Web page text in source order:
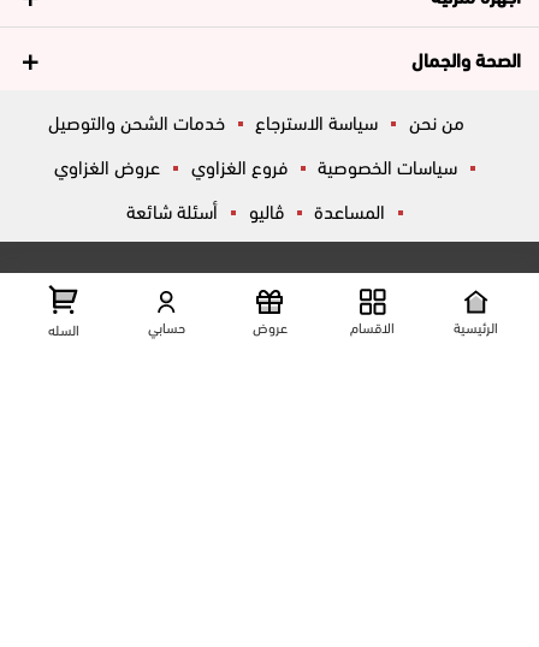
الصحة والجمال
من نحن سياسة الاسترجاع
خدمات الشحن والتوصيل
سياسات الخصوصية
فروع الغزاوي
عروض الغزاوي
المساعدة
ڤاليو أسئلة شائعة
تواصل معانا
شارع المكاتب, الزقازيق , الشرقية, مصر عرض علي الخريطه
الرئيسية الاقسام عروض حسابي السله